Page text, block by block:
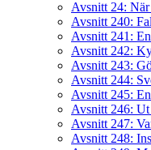
Avsnitt 24:
Avsnitt 240:
Avsnitt 241:
Avsnitt 242:
Avsnitt 243:
Avsnitt 244:
Avsnitt 245:
Avsnitt 246:
Avsnitt 247:
Avsnitt 248: